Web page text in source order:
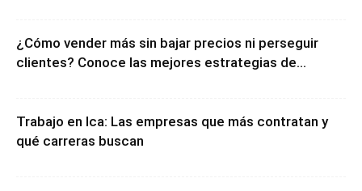
¿Cómo vender más sin bajar precios ni perseguir
clientes? Conoce las mejores estrategias de...
Trabajo en Ica: Las empresas que más contratan y
qué carreras buscan